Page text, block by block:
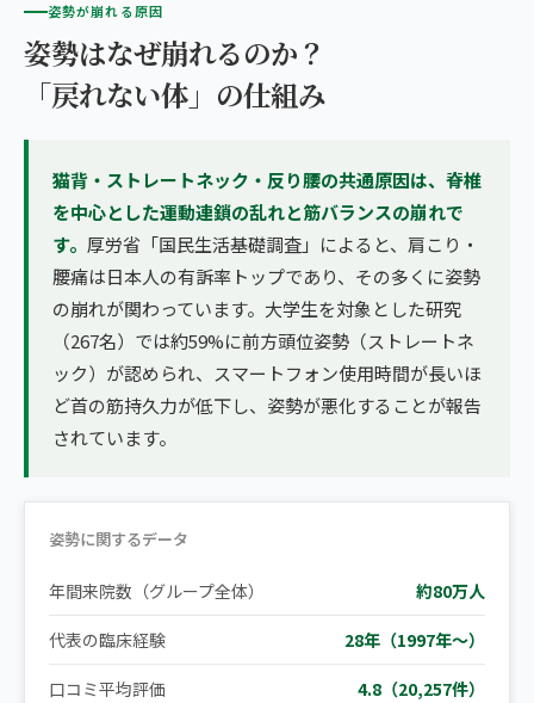
姿勢が崩れる原因
姿勢はなぜ崩れるのか？
「戻れない体」の仕組み
猫背・ストレートネック・反り腰の共通原因は、脊椎
を中心とした運動連鎖の乱れと筋バランスの崩れで
す。 厚労省「国民生活基礎調査」によると、肩こり・
腰痛は日本人の有訴率トップであり、その多くに姿勢
の崩れが関わっています。大学生を対象とした研究
（267名）では約59%に前方頭位姿勢（ストレートネ
ック）が認められ、スマートフォン使用時間が長いほ
ど首の筋持久力が低下し、姿勢が悪化することが報告
されています。
姿勢に関するデータ
年間来院数（グループ全体） 約80万人
代表の臨床経験 28年（1997年〜）
口コミ平均評価 4.8（20,257件）